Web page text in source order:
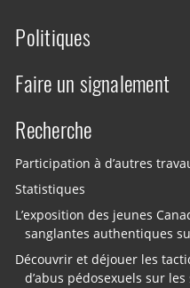
Politiques
Faire un signalement
Recherche
Participation à d’autres
Statistiques
L’exposition des jeunes
sanglantes authentiques
Découvrir et déjouer les
d’abus pédosexuels sur